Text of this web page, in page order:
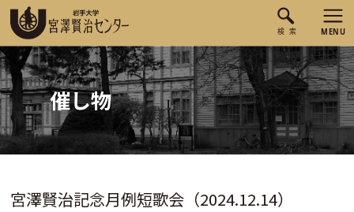
催し物
宮澤賢治記念月例短歌会（2024.12.14）